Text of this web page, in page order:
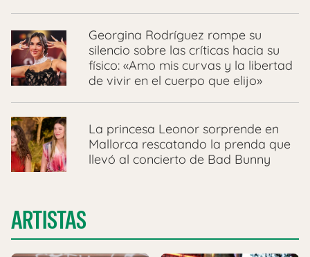
Georgina Rodríguez rompe su
silencio sobre las críticas hacia su
físico: «Amo mis curvas y la libertad
de vivir en el cuerpo que elijo»
La princesa Leonor sorprende en
Mallorca rescatando la prenda que
llevó al concierto de Bad Bunny
ARTISTAS